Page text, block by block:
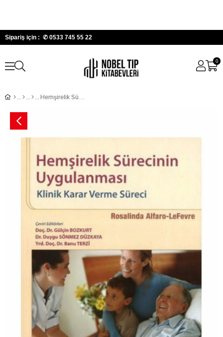
Sipariş için : ✆ 0533 745 55 22
0
Hemşirelik Sürecinin Uygulanması: Klinik Karar verme Süreci